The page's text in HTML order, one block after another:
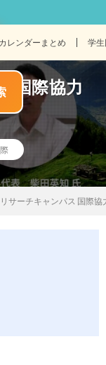
カレンダーまとめ 学
国際協力
サーチキャンパス 国際